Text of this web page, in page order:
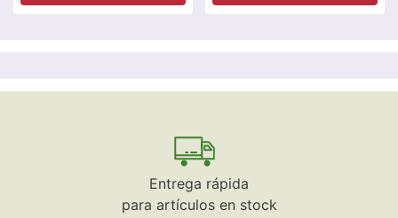
Entrega rápida
para artículos en stock